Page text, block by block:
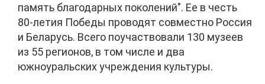
память благодарных поколений". Ее в честь
80-летия Победы проводят совместно Россия
и Беларусь. Всего поучаствовали 130 музеев
из 55 регионов, в том числе и два
южноуральских учреждения культуры.